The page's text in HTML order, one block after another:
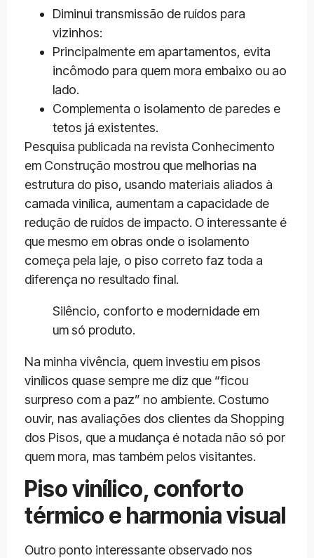
Diminui transmissão de ruídos para
vizinhos:
Principalmente em apartamentos, evita
incômodo para quem mora embaixo ou ao
lado.
Complementa o isolamento de paredes e
tetos já existentes.
Pesquisa publicada na revista Conhecimento
em Construção mostrou que melhorias na
estrutura do piso, usando materiais aliados à
camada vinílica, aumentam a capacidade de
redução de ruídos de impacto. O interessante é
que mesmo em obras onde o isolamento
começa pela laje, o piso correto faz toda a
diferença no resultado final.
Silêncio, conforto e modernidade em
um só produto.
Na minha vivência, quem investiu em pisos
vinílicos quase sempre me diz que “ficou
surpreso com a paz” no ambiente. Costumo
ouvir, nas avaliações dos clientes da Shopping
dos Pisos, que a mudança é notada não só por
quem mora, mas também pelos visitantes.
Piso vinílico, conforto
térmico e harmonia visual
Outro ponto interessante observado nos